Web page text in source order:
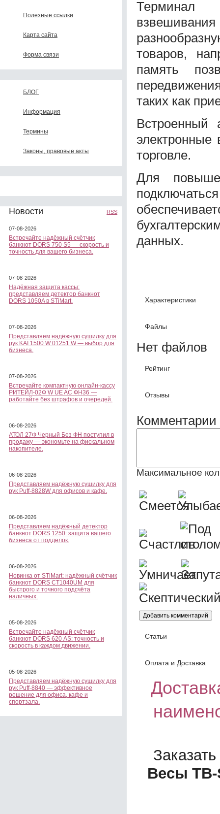
Полезные ссылки
Карта сайта
Форма связи
БЛОГ
Информация
Термины
Законы, правовые акты
Новости RSS
07-08-2026
Встречайте надёжный счётчик
банкнот DORS 750 S5 — скорость и
точность для вашего бизнеса.
07-08-2026
Надёжная защита кассы:
представляем детектор банкнот
DORS 1050A в STiMart.
07-08-2026
Представляем надёжную сушилку для
рук KAI 1500 W 01251.W — выбор для
бизнеса.
07-08-2026
Встречайте компактную онлайн-кассу
РИТЕЙЛ-02Ф W UE AC ФН36 —
работайте без штрафов и очередей.
06-08-2026
АТОЛ 27Ф Черный Без ФН поступил в
продажу — экономьте на фискальном
накопителе.
06-08-2026
Представляем надёжную сушилку для
рук Puff-8828W для офисов и кафе.
06-08-2026
Представляем надёжный детектор
банкнот DORS 1250: защита вашего
бизнеса от подделок.
06-08-2026
Новинка от STiMart: надёжный счётчик
банкнот DORS CT1040UM для
быстрого и точного подсчёта
наличных.
05-08-2026
Встречайте надёжный счётчик
банкнот DORS 620 АS: точность и
скорость в каждом движении.
05-08-2026
Представляем надёжную сушилку для
рук Puff-8840 — эффективное
решение для офиса, кафе и
спортзала.
Терминал
товаров,
память
таких как
Встроенный
торговле.
Для
данных.
Характеристики
Файлы
Нет файлов
Рейтинг
Отзывы
Комментарии
Максимальное
Статьи
Оплата и Доставка
Весы ТВ-